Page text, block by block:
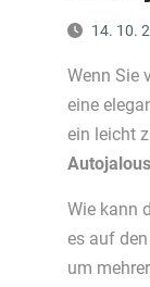
14. 10.
Wenn Sie
eine
ein leicht
Wie kann
es auf
um